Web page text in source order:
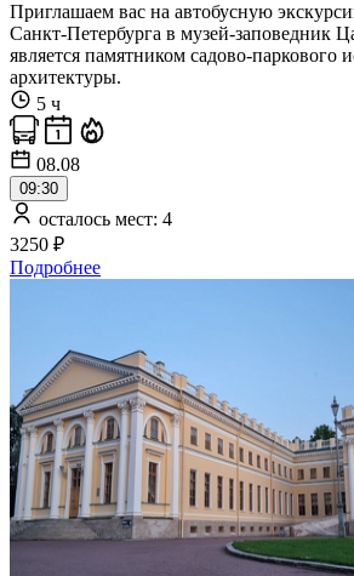
Приглашаем вас на автобусную
Санкт-Петербурга в музей-заповедник
является памятником садово-паркового
архитектуры.
5 ч
08.08
09:30
осталось мест: 4
3250 ₽
Подробнее